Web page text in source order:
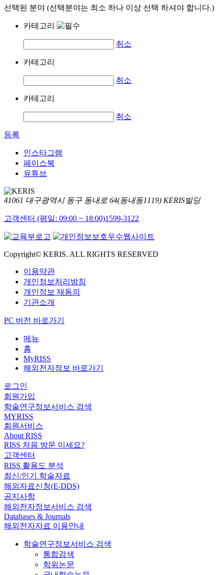
선택된 분야 (선택분야는 최소 하나 이상 선택 하셔야 합니다.)
카테고리
취소
카테고리
취소
카테고리
취소
등록
인스타그램
페이스북
유튜브
41061 대구광역시 동구 동내로 64(동내동1119) KERIS빌딩
고객센터 (평일: 09:00 ~ 18:00)1599-3122
Copyright© KERIS. ALL RIGHTS RESERVED
이용약관
개인정보처리방침
개인정보 재동의
기관소개
PC 버전 바로가기
메뉴
홈
MyRISS
해외전자정보 바로가기
로그인
회원가입
학술연구정보서비스 검색
MYRISS
회원서비스
About RISS
RISS 처음 방문 이세요?
고객센터
RISS 활용도 분석
최신/인기 학술자료
해외자료신청(E-DDS)
공지사항
해외전자정보서비스 검색
Databases & Journals
해외전자자료 이용안내
학술연구정보서비스 검색
통합검색
학위논문